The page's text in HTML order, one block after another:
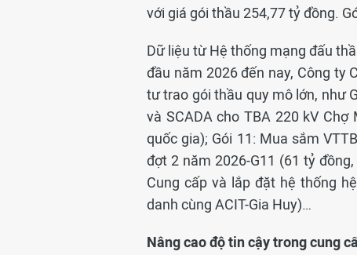
với giá gói thầu 254,77 tỷ đồng.
Dữ liệu từ Hệ thống mạng đấu
đầu năm 2026 đến nay, Công ty
tư trao gói thầu quy mô lớn, như
và SCADA cho TBA 220 kV
quốc gia); Gói 11: Mua sắm
đợt 2 năm 2026-G11 (61 tỷ
Cung cấp và lắp đặt hệ thống
danh cùng ACIT-Gia Huy)…
Nâng cao độ tin cậy trong cung